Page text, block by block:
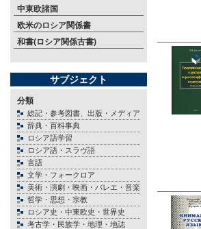
中東欧諸国
欧米のロシア関係書
和書(ロシア関係古書)
サブジェクト
分類
総記・参考図書、出版・メディア
辞典・百科事典
ロシア語学習
ロシア語・スラヴ語
言語
文学・フォークロア
美術・演劇・映画・バレエ・音楽
哲学・思想・宗教
ロシア史・中東欧史・世界史
考古学・民族学・地理・地誌